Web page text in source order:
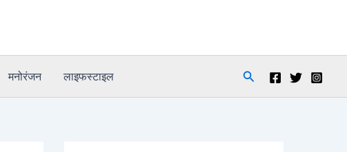
मनोरंजन लाइफस्टाइल Search